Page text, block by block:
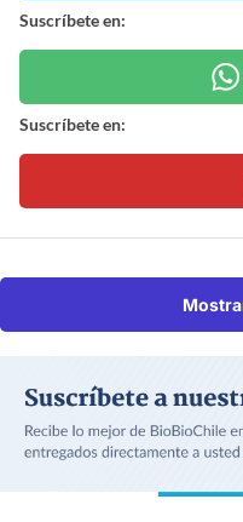
Suscríbete en:
Suscríbete en: